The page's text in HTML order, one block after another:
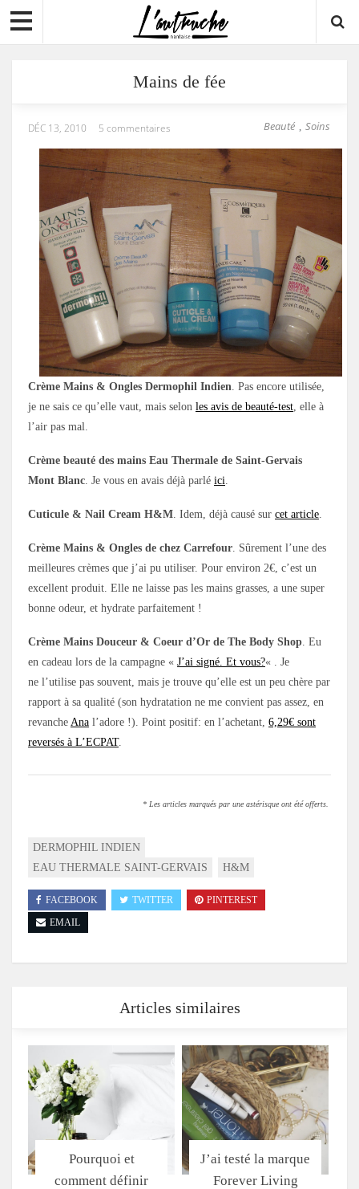
Mains de fée
Beauté , Soins
DÉC 13, 2010 5 commentaires
Crème Mains & Ongles Dermophil Indien . Pas encore utilisée,
je ne sais ce qu’elle vaut, mais selon les avis de beauté-test , elle à
l’air pas mal.
Crème beauté des mains Eau Thermale de Saint-Gervais
Mont Blanc . Je vous en avais déjà parlé ici
Cuticule & Nail Cream H&M . Idem, déjà causé sur cet article
Crème Mains & Ongles de chez Carrefour . Sûrement l’une des
meilleures crèmes que j’ai pu utiliser. Pour environ 2€, c’est un
excellent produit. Elle ne laisse pas les mains grasses, a une super
bonne odeur, et hydrate parfaitement !
Crème Mains Douceur & Coeur d’Or de The Body Shop . Eu
en cadeau lors de la campagne « J’ai signé. Et vous?« . Je
ne l’utilise pas souvent, mais je trouve qu’elle est un peu chère par
rapport à sa qualité (son hydratation ne me convient pas assez, en
revanche Ana l’adore !). Point positif: en l’achetant, 6,29€ sont
reversés à L’ECPAT.
* Les articles marqués par une astérisque ont été offerts.
DERMOPHIL INDIEN
EAU THERMALE SAINT-GERVAIS
H&M
FACEBOOK TWITTER
PINTEREST
EMAIL
Articles similaires
Pourquoi et
comment définir
J’ai testé la marque
Forever Living